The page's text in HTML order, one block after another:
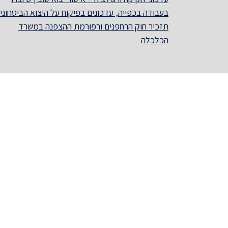
בעבודה בכפייה, עדכונים בפיקוח על היצוא
תזכיר חוק הרחפנים ורפורמת ההצפנה במשרד
הכלכלה